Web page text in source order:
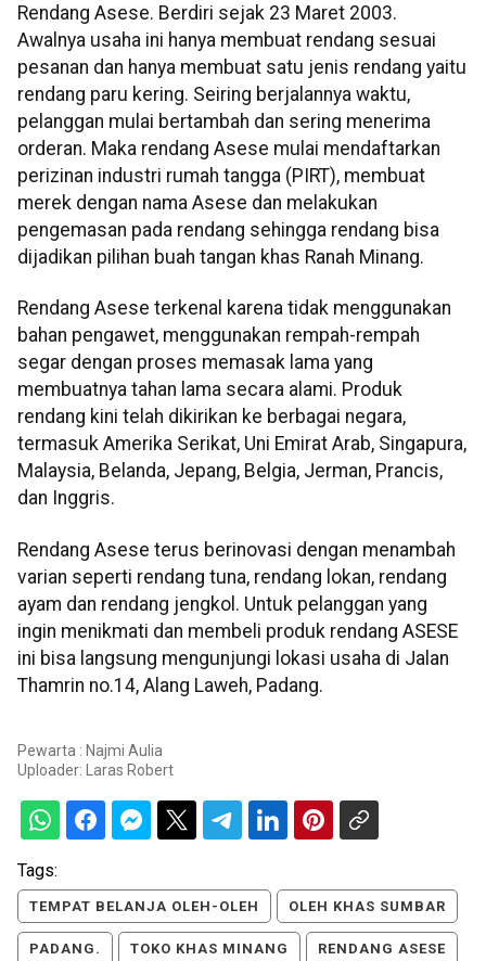
Rendang Asese. Berdiri sejak 23 Maret 2003.
Awalnya usaha ini hanya membuat rendang sesuai
pesanan dan hanya membuat satu jenis rendang yaitu
rendang paru kering. Seiring berjalannya waktu,
pelanggan mulai bertambah dan sering menerima
orderan. Maka rendang Asese mulai mendaftarkan
perizinan industri rumah tangga (PIRT), membuat
merek dengan nama Asese dan melakukan
pengemasan pada rendang sehingga rendang bisa
dijadikan pilihan buah tangan khas Ranah Minang.
Rendang Asese terkenal karena tidak menggunakan
bahan pengawet, menggunakan rempah-rempah
segar dengan proses memasak lama yang
membuatnya tahan lama secara alami. Produk
rendang kini telah dikirikan ke berbagai negara,
termasuk Amerika Serikat, Uni Emirat Arab, Singapura,
Malaysia, Belanda, Jepang, Belgia, Jerman, Prancis,
dan Inggris.
Rendang Asese terus berinovasi dengan menambah
varian seperti rendang tuna, rendang lokan, rendang
ayam dan rendang jengkol. Untuk pelanggan yang
ingin menikmati dan membeli produk rendang ASESE
ini bisa langsung mengunjungi lokasi usaha di Jalan
Thamrin no.14, Alang Laweh, Padang.
Pewarta : Najmi Aulia
Uploader:
Laras Robert
Tags:
TEMPAT BELANJA OLEH-OLEH OLEH KHAS SUMBAR
PADANG. TOKO KHAS MINANG RENDANG ASESE